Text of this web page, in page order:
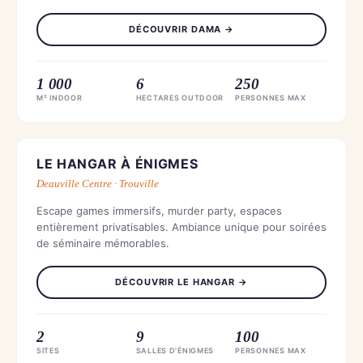
DÉCOUVRIR DAMA →
1 000
M² INDOOR
6
HECTARES OUTDOOR
250
PERSONNES MAX
CENTRE-VILLE
LE HANGAR À ÉNIGMES
Deauville Centre · Trouville
Escape games immersifs, murder party, espaces
entièrement privatisables. Ambiance unique pour soirées
de séminaire mémorables.
DÉCOUVRIR LE HANGAR →
2
SITES
9
SALLES D'ÉNIGMES
100
PERSONNES MAX